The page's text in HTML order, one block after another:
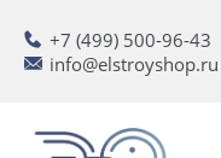
+7 (499) 500-96-43
info@elstroyshop.ru